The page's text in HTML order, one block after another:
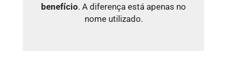
benefício. A diferença está apenas no
nome utilizado.